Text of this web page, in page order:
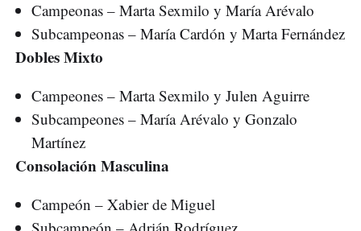
Campeonas – Marta Sexmilo y María Arévalo
Subcampeonas – María Cardón y Marta Fernández
Dobles Mixto
Campeones – Marta Sexmilo y Julen Aguirre
Subcampeones – María Arévalo y Gonzalo
Martínez
Consolación Masculina
Campeón – Xabier de Miguel